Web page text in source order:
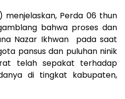
menjelaskan, Perda 06 thun
bahwa proses dan
Nazar Ikhwan pada saat
pansus dan puluhan ninik
telah sepakat terhadap
di tingkat kabupaten,